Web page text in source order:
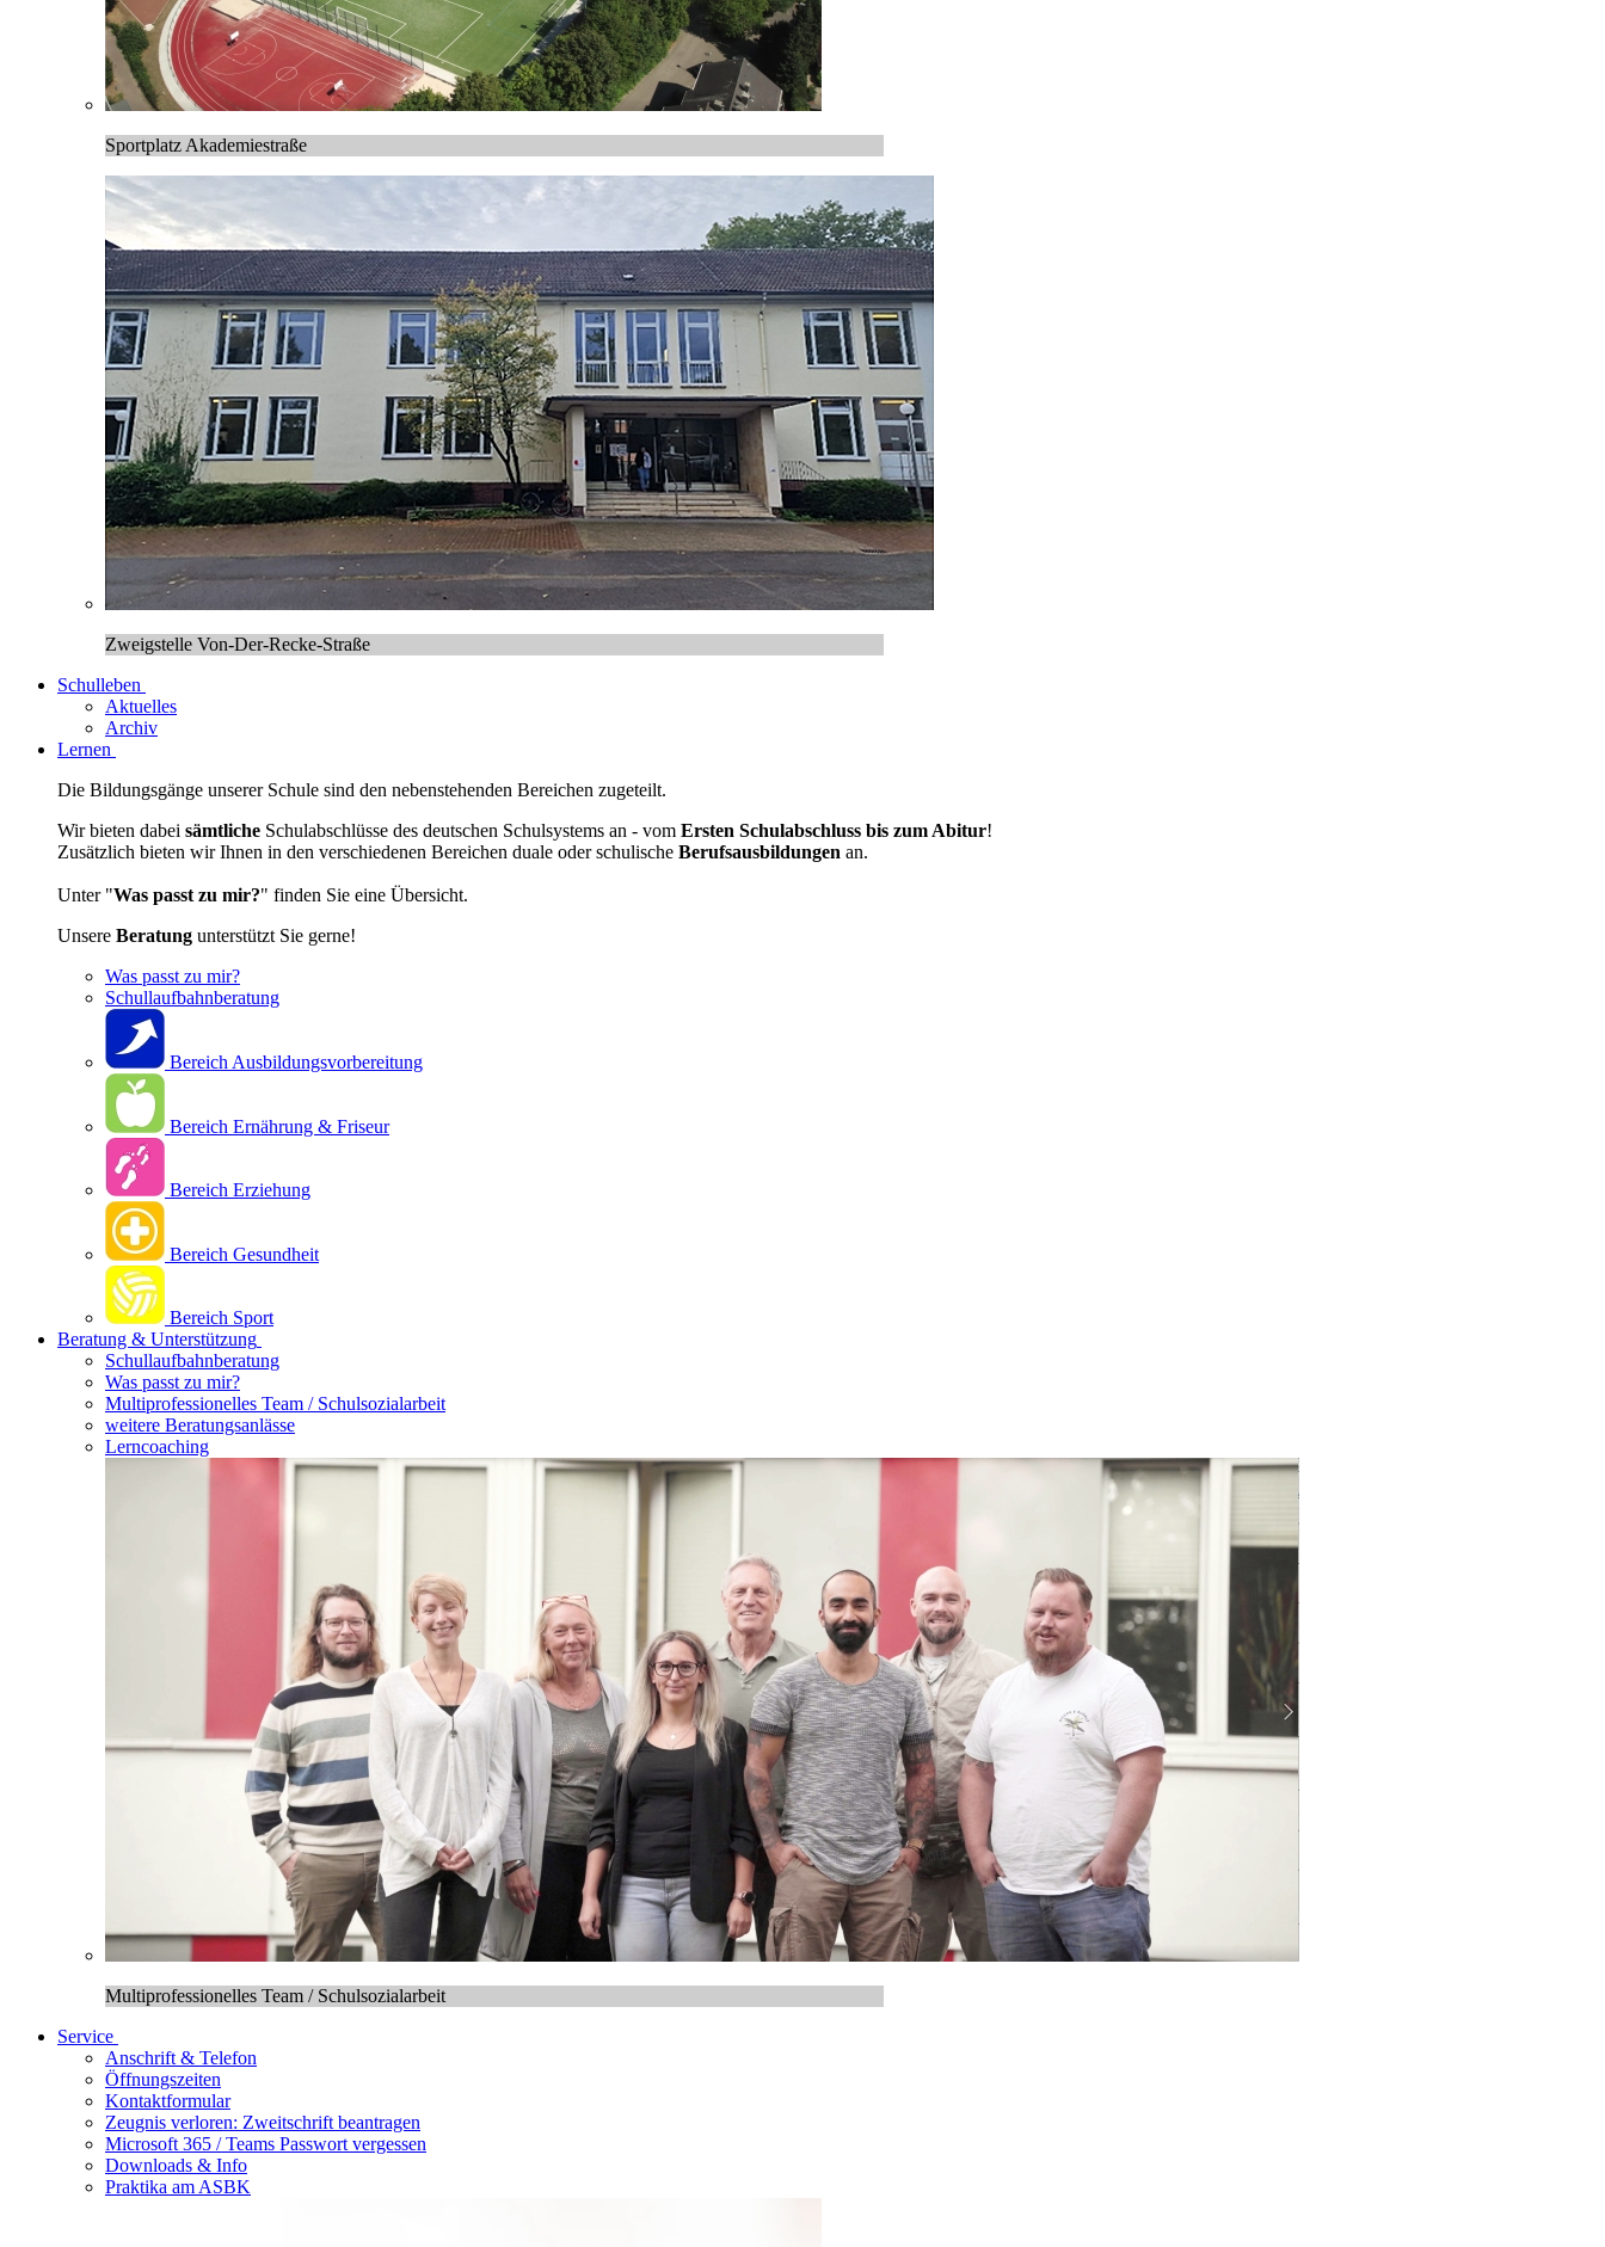
Sportplatz Akademiestraße
Zweigstelle Von-Der-Recke-Straße
Schulleben
Aktuelles
Archiv
Lernen
Die Bildungsgänge unserer Schule sind den nebenstehenden Bereichen zugeteilt.
Wir bieten dabei sämtliche Schulabschlüsse des deutschen Schulsystems an - vom Ersten Schulabschluss bis zum Abitur!
Zusätzlich bieten wir Ihnen in den verschiedenen Bereichen duale oder schulische Berufsausbildungen an.
Unter "Was passt zu mir?" finden Sie eine Übersicht.
Unsere Beratung unterstützt Sie gerne!
Was passt zu mir?
Schullaufbahnberatung
Bereich Ausbildungsvorbereitung
Bereich Ernährung & Friseur
Bereich Erziehung
Bereich Gesundheit
Bereich Sport
Beratung & Unterstützung
Schullaufbahnberatung
Was passt zu mir?
Multipro­fessionelles Team / Schulsozialarbeit
weitere Beratungsanlässe
Lerncoaching
Multiprofessionelles Team / Schulsozialarbeit
Service
Anschrift & Telefon
Öffnungszeiten
Kontaktformular
Zeugnis verloren: Zweitschrift beantragen
Microsoft 365 / Teams Passwort vergessen
Downloads & Info
Praktika am ASBK